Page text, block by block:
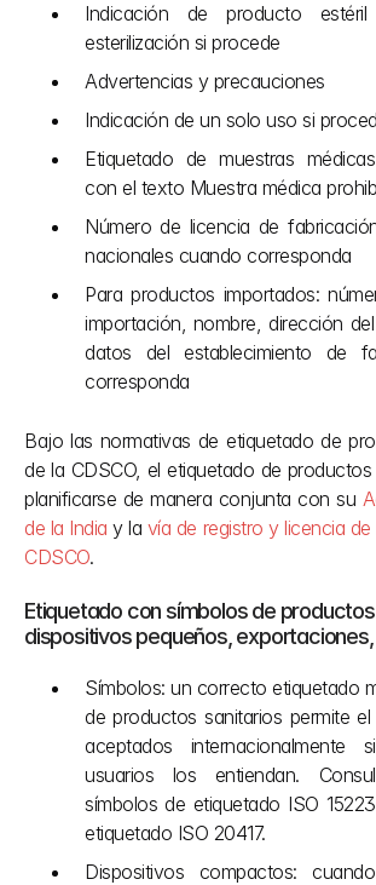
Indicación de producto
esterilización si procede
Advertencias y precauciones
Indicación de un solo uso si
Etiquetado de muestras
con el texto Muestra médica
Número de licencia de
nacionales cuando corresponda
Para productos importados:
importación, nombre, dirección
datos del establecimiento de
corresponda
Bajo las normativas de etiquetado de
de la CDSCO, el etiquetado de
planificarse de manera conjunta con su
de la India y la vía de registro y licencia
CDSCO.
Etiquetado con símbolos de
dispositivos pequeños, exportaciones,
Símbolos: un correcto etiquetado
de productos sanitarios permite
aceptados internacionalmente
usuarios los entiendan.
símbolos de etiquetado ISO
etiquetado ISO 20417.
Dispositivos compactos: